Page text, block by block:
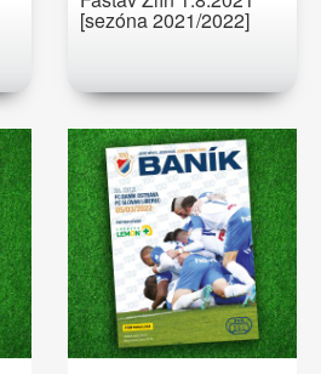
[sezóna 2021/2022]